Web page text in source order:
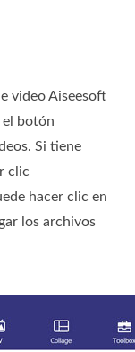
video Aiseesoft
el botón
Si tiene
clic
hacer clic en
los archivos